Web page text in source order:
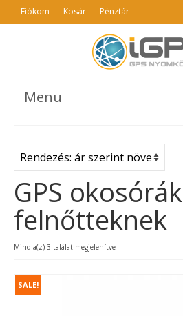
Fiókom Kosár Pénztár
Menu
AJÁNLÓ
INFO
GYIK
ÁSZF
KAPCSOLAT
GPS okosórák
felnőtteknek
Mind a(z) 3 találat megjelenítveSorted
SALE!